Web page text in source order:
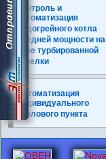
Контроль и
автоматизация
водогрейного котла
средней мощности на
базе турбированной
горелки
Автоматизация
индивидуального
теплового пункта